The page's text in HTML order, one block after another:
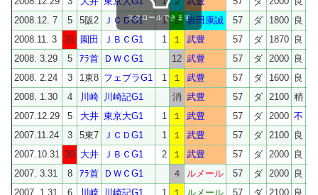
2008.12. 7
5 5阪2 ＪＣＤG1 1 ３ 岩田康誠 57 ダ 1800 良
2008.11. 3
31 園田 ＪＢＣG1 1 １ 武豊 57 ダ 1870 良
2008. 3.29
5 ｱﾗ首 ＤＷＣG1 12 武豊 57 ダ 2000 良
2008. 2.24
3 1東8 フェブラG1 1 １ 武豊 57 ダ 1600 良
2008. 1.30
4 川崎 川崎記G1 消 武豊 57 ダ 2100 稍
2007.12.29
5 大井 東京大G1 1 １ 武豊 57 ダ 2000 不
2007.11.24
3 5東7 ＪＣＤG1 1 １ 武豊 57 ダ 2100 良
2007.10.31 30 大井 ＪＢＣG1 2 １ 武豊 57 ダ 2000 良
2007. 3.31
8 ｱﾗ首 ＤＷＣG1 ４ ルメール 57 ダ 2000 良
2007. 1.31
6 川崎 川崎記G1 1 １ ルメール 57 ダ 2100 良
スクロールできます